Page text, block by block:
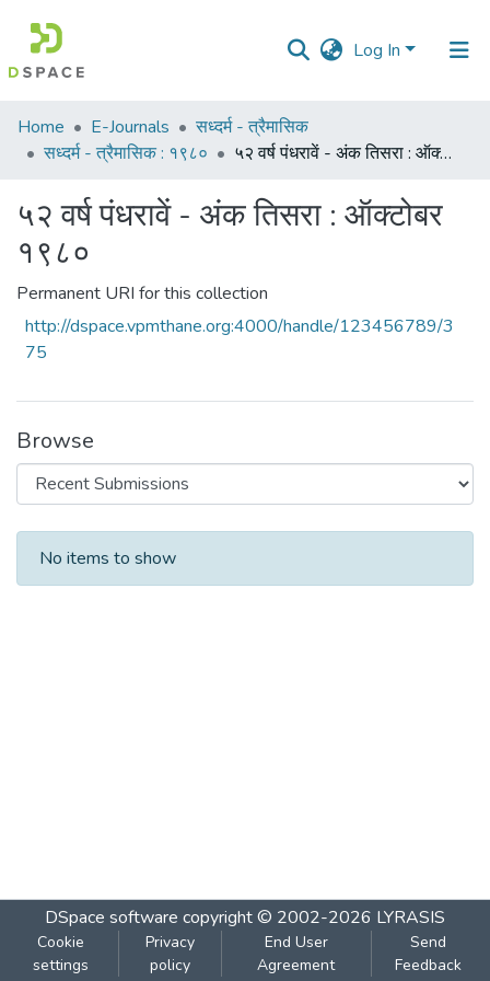
Log In
Communities
&
All of DSpace
Home E-Journals
सध्दर्म - त्रैमासिक
सध्दर्म - त्रैमासिक : १९८०
५२ वर्ष पंधरावें - अंक तिसरा : ऑक्टोबर १९८०
५२ वर्ष पंधरावें - अंक तिसरा : ऑक्टोबर
१९८०
Permanent URI for this collection
http://dspace.vpmthane.org:4000/handle/123456789/3
75
Browse
Recent Submissions
No items to show
DSpace software copyright © 2002-2026 LYRASIS
Cookie
settings
Privacy
policy
End User
Agreement
Send
Feedback